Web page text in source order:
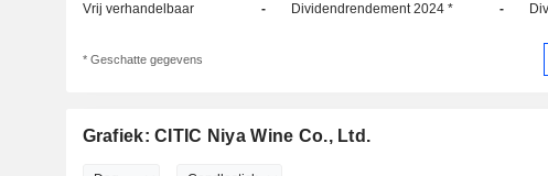
Vrij verhandelbaar - Dividendrendement 2024 * -
* Geschatte gegevens
Grafiek: CITIC Niya Wine Co., Ltd.